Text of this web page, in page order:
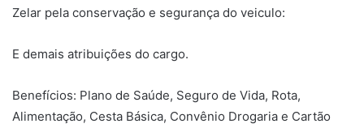
Zelar pela conservação e segurança do veiculo:
E demais atribuições do cargo.
Benefícios: Plano de Saúde, Seguro de Vida, Rota,
Alimentação, Cesta Básica, Convênio Drogaria e Cartão